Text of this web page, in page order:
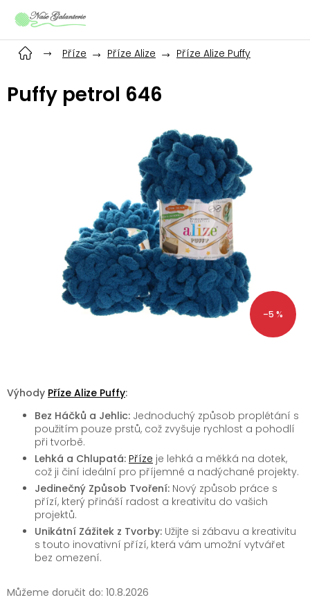
Příze
Příze Alize Příze Alize Puffy
Puffy petrol 646
–5 %
Můžeme doručit do: 10.8.2026
Výhody Příze Alize Puffy:
Bez Háčků a Jehlic: Jednoduchý způsob proplétání s
použitím pouze prstů, což zvyšuje rychlost a pohodlí
při tvorbě.
Lehká a Chlupatá: Příze je lehká a měkká na dotek,
což ji činí ideální pro příjemné a nadýchané projekty.
Jedinečný Způsob Tvoření: Nový způsob práce s
přízí, který přináší radost a kreativitu do vašich
projektů.
Unikátní Zážitek z Tvorby: Užijte si zábavu a kreativitu
s touto inovativní přízí, která vám umožní vytvářet
bez omezení.